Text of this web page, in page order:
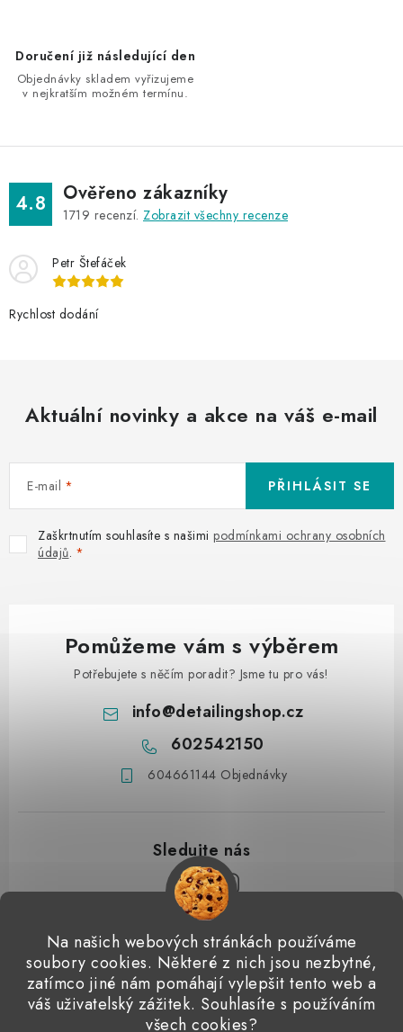
Na našich webových stránkách používáme
soubory cookies. Některé z nich jsou nezbytné,
zatímco jiné nám pomáhají vylepšit tento web a
váš uživatelský zážitek. Souhlasíte s používáním
všech cookies?
sDoručení již následující den
Objednávky skladem vyřizujeme
v nejkratším možném termínu.
4.8 Ověřeno zákazníky
1719 recenzí. Zobrazit všechny recenze
Petr Štefáček
Rychlost dodání
Aktuální novinky a akce na váš e-mail
E-mail
Zaškrtnutím souhlasíte s našimi podmínkami ochrany osobních
údajů.
PŘIHLÁSIT SE
Pomůžeme vám s výběrem
Potřebujete s něčím poradit? Jsme tu pro vás!
info@detailingshop.cz
602542150
604661144 Objednávky
Přijímáme online platby
Detailingclub Dodo Juice Gyeon Quartz ValetPRO